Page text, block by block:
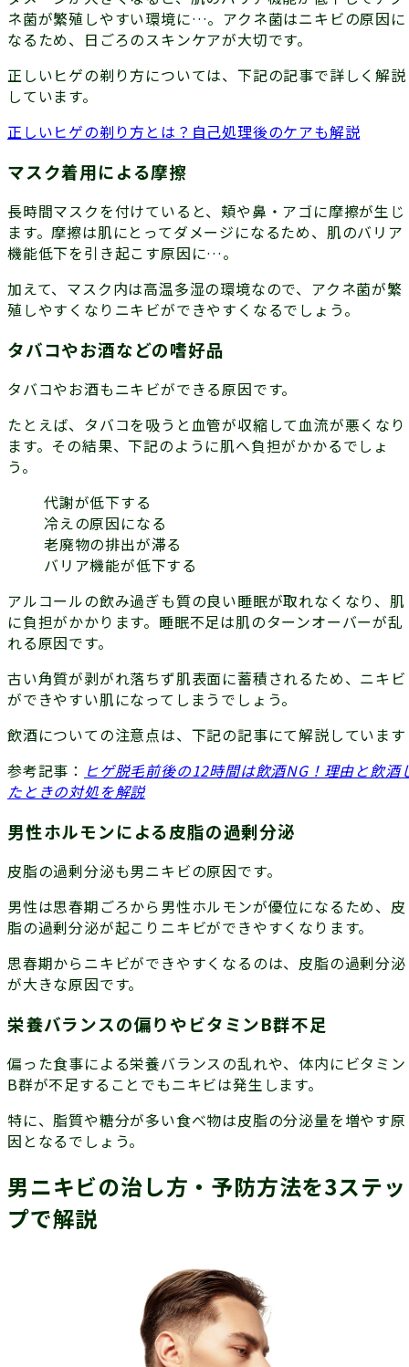
ネ菌が繁殖しやすい環境に…。 アクネ菌はニキビの原因に
なるため、日ごろのスキンケアが大切です。
正しいヒゲの剃り方については、下記の記事で詳しく解説
しています。
正しいヒゲの剃り方とは？自己処理後のケアも解説
マスク着用による摩擦
長時間マスクを付けていると、頬や鼻・アゴに摩擦が生じ
ます。摩擦は肌にとってダメージになるため、肌のバリア
機能低下を引き起こす原因に…。
加えて、マスク内は高温多湿の環境なので、 アクネ菌が繁
殖しやすくなりニキビができやすくなるでしょう。
タバコやお酒などの嗜好品
タバコやお酒もニキビができる原因です。
たとえば、タバコを吸うと血管が収縮して血流が悪くなり
ます。その結果、下記のように肌へ負担がかかるでしょ
う。
代謝が低下する
冷えの原因になる
老廃物の排出が滞る
バリア機能が低下する
アルコールの飲み過ぎも質の良い睡眠が取れなくなり、肌
に負担がかかります。睡眠不足は肌のターンオーバーが乱
れる原因です。
古い角質が剥がれ落ちず肌表面に蓄積されるため、ニキビ
ができやすい肌になってしまうでしょう。
飲酒についての注意点は、下記の記事にて解説しています
参考記事： ヒゲ脱毛前後の12時間は飲酒NG！理由と飲酒
たときの対処を解説
男性ホルモンによる皮脂の過剰分泌
皮脂の過剰分泌も男ニキビの原因です。
男性は思春期ごろから男性ホルモンが優位になるため、 皮
脂の過剰分泌が起こり ニキビができやすくなります。
思春期からニキビができやすくなるのは、皮脂の過剰分泌
が大きな原因です。
栄養バランスの偏りやビタミンB群不足
偏った食事による栄養バランスの乱れや、体内にビタミン
B群が不足することでもニキビは発生します。
特に、脂質や糖分が多い食べ物は皮脂の分泌量を増やす原
因となるでしょう。
男ニキビの治し方・予防方法を3ステッ
プで解説